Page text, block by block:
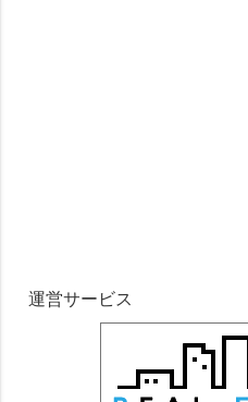
運営サービス